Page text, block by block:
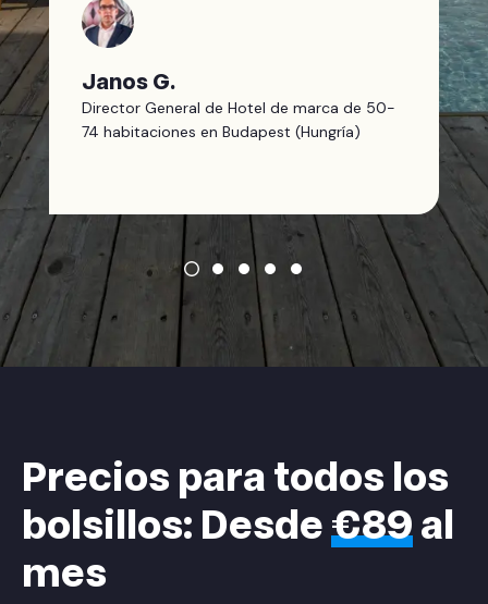
Janos G.
Director General de Hotel de marca de 50-
74 habitaciones en Budapest (Hungría)
Precios para todos los
bolsillos: Desde€89al
mes